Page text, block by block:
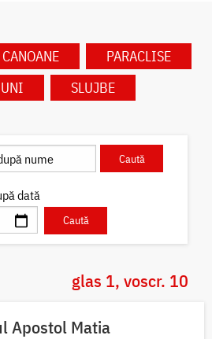
CANOANE
PARACLISE
SLUJBE
dată
glas 1, voscr. 10
Apostol Matia